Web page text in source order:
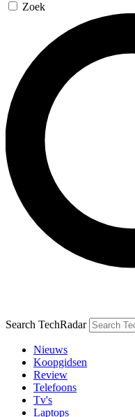
Zoek
Search TechRadar
Nieuws
Koopgidsen
Review
Telefoons
Tv's
Laptops